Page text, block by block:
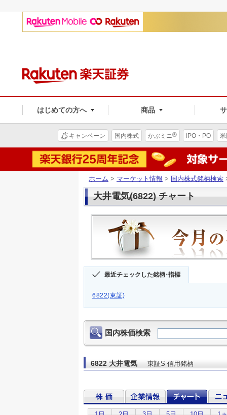
はじめての方へ 商品
キャンペーン 国内株式 かぶミニ® IPO・PO
ホーム > マーケット情報 > 国内株式銘柄検索
大井電気(6822) チャート
最近チェックした銘柄･指標
6822(東証)